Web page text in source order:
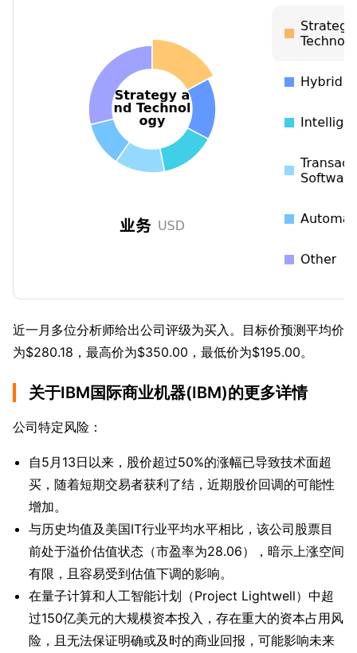
近一月多位分析师给出公司评级为买入。目标价预测平均价
为$280.18，最高价为$350.00，最低价为$195.00。
关于IBM国际商业机器(IBM)的更多详情
公司特定风险：
自5月13日以来，股价超过50%的涨幅已导致技术面超
买，随着短期交易者获利了结，近期股价回调的可能性
增加。
与历史均值及美国IT行业平均水平相比，该公司股票目
前处于溢价估值状态（市盈率为28.06），暗示上涨空间
有限，且容易受到估值下调的影响。
在量子计算和人工智能计划（Project Lightwell）中超
过150亿美元的大规模资本投入，存在重大的资本占用风
险，且无法保证明确或及时的商业回报，可能影响未来